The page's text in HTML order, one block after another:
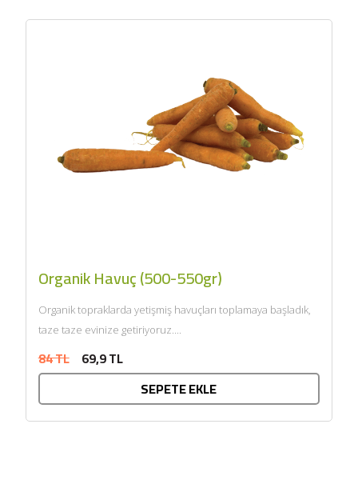
Organik Havuç (500-550gr)
Organik topraklarda yetişmiş havuçları toplamaya başladık,
taze taze evinize getiriyoruz....
84 TL 69,9 TL
SEPETE EKLE